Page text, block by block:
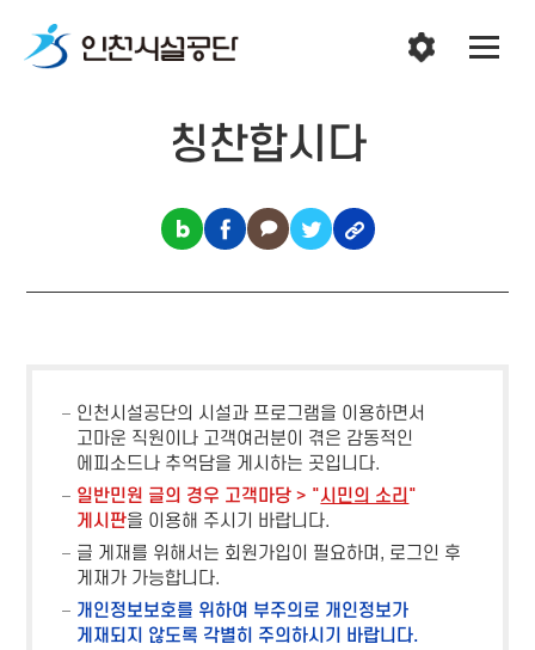
칭찬합시다
인천시설공단의 시설과 프로그램을 이용하면서
고마운 직원이나 고객여러분이 겪은 감동적인
에피소드나 추억담을 게시하는 곳입니다.
일반민원 글의 경우 고객마당 > "시민의 소리 "
게시판을 이용해 주시기 바랍니다.
글 게재를 위해서는 회원가입이 필요하며, 로그인 후
게재가 가능합니다.
개인정보보호를 위하여 부주의로 개인정보가
게재되지 않도록 각별히 주의하시기 바랍니다.